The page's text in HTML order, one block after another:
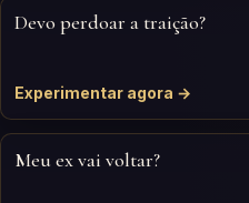
Devo perdoar a traição?
Experimentar agora →
Meu ex vai voltar?